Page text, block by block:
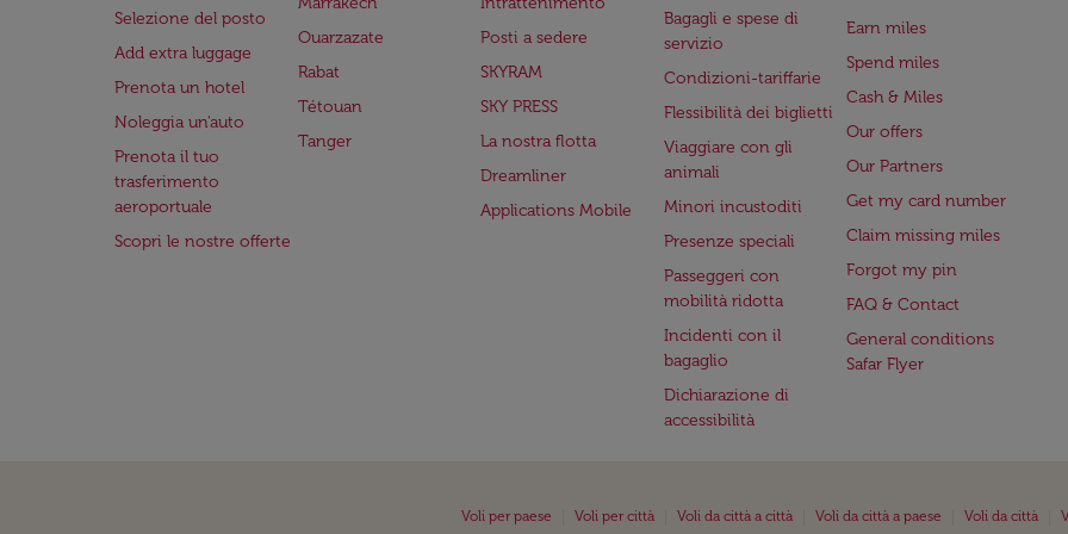
Selezione del posto
Add extra luggage
Prenota un hotel
Noleggia un'auto
Prenota il tuo
trasferimento
aeroportuale
Scopri le nostre offerte
Ouarzazate
Rabat
Tétouan
Tanger
Posti a sedere
SKYRAM
SKY PRESS
La nostra flotta
Dreamliner
Applications Mobile
Bagagli e spese di
servizio
Condizioni-tariffarie
Flessibilità dei biglietti
Viaggiare con gli
animali
Minori incustoditi
Presenze speciali
Passeggeri con
mobilità ridotta
Incidenti con il
bagaglio
Dichiarazione di
accessibilità
Earn miles
Spend miles
Cash & Miles
Our offers
Our Partners
Get my card number
Claim missing miles
Forgot my pin
FAQ & Contact
General conditions
Safar Flyer
Voli per paese Voli per città Voli da città a città Voli da città a paese Voli da città